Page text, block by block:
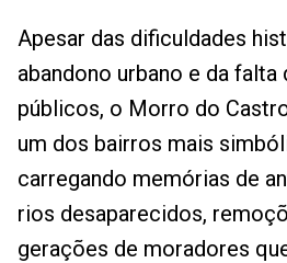
Apesar das dificuldades
abandono urbano e da
públicos, o Morro do
um dos bairros mais
carregando memórias de
rios desaparecidos,
gerações de moradores